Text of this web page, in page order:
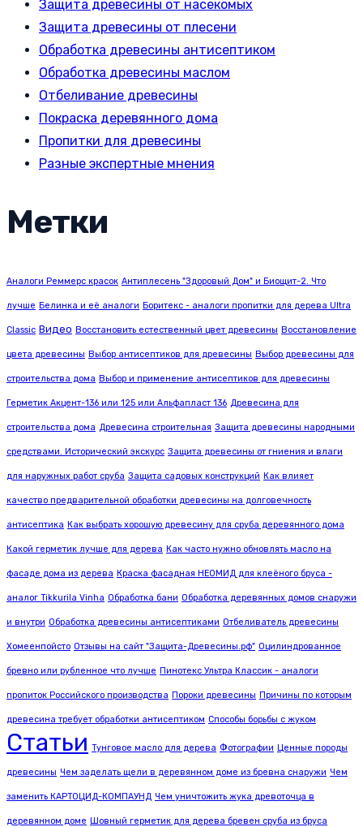
Защита древесины от насекомых
Защита древесины от плесени
Обработка древесины антисептиком
Обработка древесины маслом
Отбеливание древесины
Покраска деревянного дома
Пропитки для древесины
Разные экспертные мнения
Метки
Аналоги Реммерс красок Антиплесень "Здоровый Дом" и Биощит-2. Что
лучше Белинка и её аналоги Боритекс - аналоги пропитки для дерева Ultra
Classic Видео Восстановить естественный цвет древесины Восстановление
цвета древесины Выбор антисептиков для древесины Выбор древесины для
строительства дома Выбор и применение антисептиков для древесины
Герметик Акцент-136 или 125 или Альфапласт 136 Древесина для
строительства дома Древесина строительная Защита древесины народными
средствами. Исторический экскурс Защита древесины от гниения и влаги
для наружных работ сруба Защита садовых конструкций Как влияет
качество предварительной обработки древесины на долговечность
антисептика Как выбрать хорошую древесину для сруба деревянного дома
Какой герметик лучше для дерева Как часто нужно обновлять масло на
фасаде дома из дерева Краска фасадная НЕОМИД для клеёного бруса -
аналог Tikkurila Vinha Обработка бани Обработка деревянных домов снаружи
и внутри Обработка древесины антисептиками Отбеливатель древесины
Хомеенпойсто Отзывы на сайт "Защита-Древесины.рф" Оцилиндрованное
бревно или рубленное что лучше Пинотекс Ультра Классик - аналоги
пропиток Российского производства Пороки древесины Причины по которым
древесина требует обработки антисептиком Способы борьбы с жуком
Статьи Тунговое масло для дерева Фотографии Ценные породы
древесины Чем заделать щели в деревянном доме из бревна снаружи Чем
заменить КАРТОЦИД-КОМПАУНД Чем уничтожить жука древоточца в
деревянном доме Шовный герметик для дерева бревен сруба из бруса